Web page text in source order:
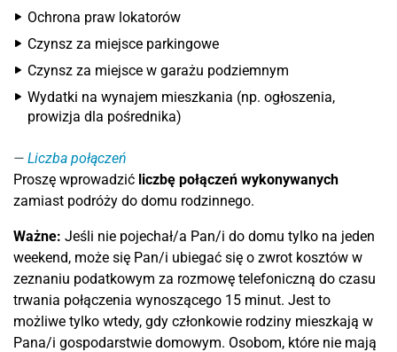
Ochrona praw lokatorów
Czynsz za miejsce parkingowe
Czynsz za miejsce w garażu podziemnym
Wydatki na wynajem mieszkania (np. ogłoszenia,
prowizja dla pośrednika)
Liczba połączeń
Proszę wprowadzić liczbę połączeń wykonywanych
zamiast podróży do domu rodzinnego.
Ważne: Jeśli nie pojechał/a Pan/i do domu tylko na jeden
weekend, może się Pan/i ubiegać się o zwrot kosztów w
zeznaniu podatkowym za rozmowę telefoniczną do czasu
trwania połączenia wynoszącego 15 minut. Jest to
możliwe tylko wtedy, gdy członkowie rodziny mieszkają w
Pana/i gospodarstwie domowym. Osobom, które nie mają